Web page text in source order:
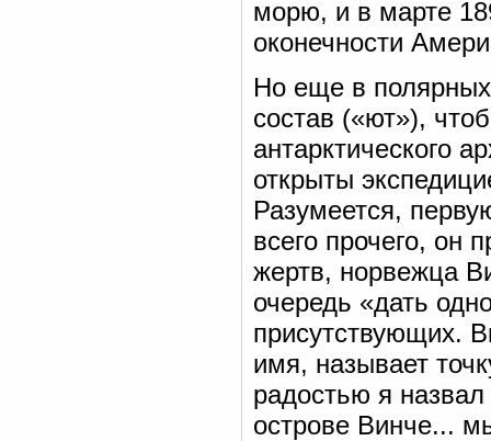
морю, и в марте
оконечности
Но еще в
состав («ют»),
антарктического
открыты
Разумеется,
всего прочего, он
жертв, норвежца
очередь «дать
присутствующих.
имя, называет
радостью я
острове Винче...